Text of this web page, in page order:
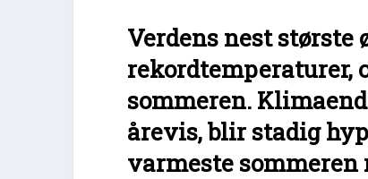
Verdens nest
rekordtemperaturer,
sommeren.
årevis, blir stadig
varmeste sommeren